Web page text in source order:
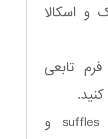
و اسکالا
تابعی
کنید.
نحوه جلوگیری از suffles و